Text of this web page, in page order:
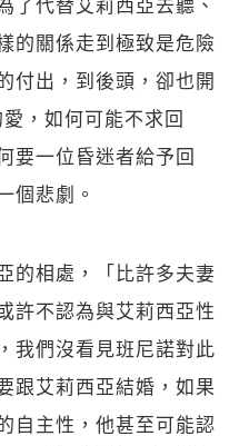
的關係走到極致是危險
付出，到後頭，卻也開
，如何可能不求回
要一位昏迷者給予回
個悲劇。
的相處，「比許多夫妻
許不認為與艾莉西亞性
我們沒看見班尼諾對此
跟艾莉西亞結婚，如果
自主性，他甚至可能認